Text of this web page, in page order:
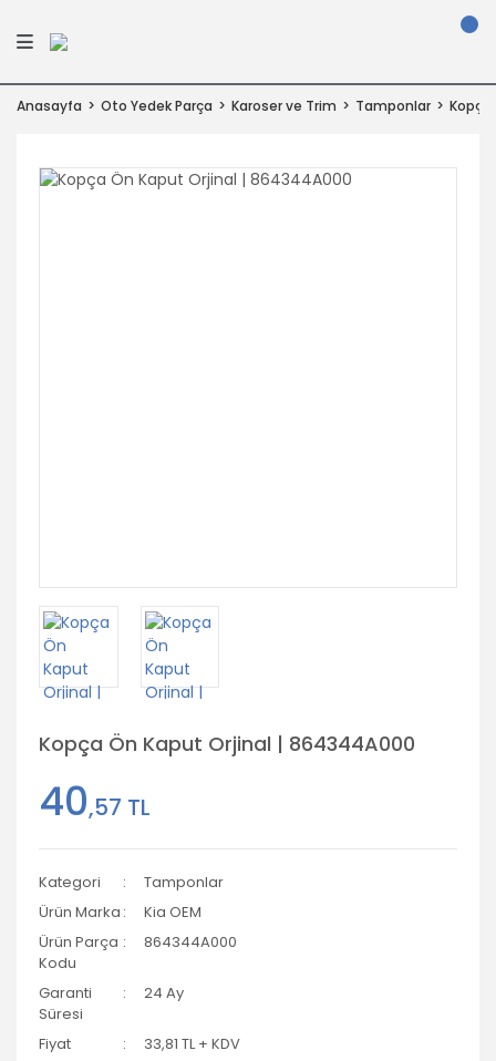
Anasayfa Oto Yedek Parça Karoser ve Trim Tamponlar
Kopça Ön Kaput Orjinal | 864344A000
40,57 TL
Kategori
Tamponlar
Ürün Marka
Kia OEM
Ürün Parça
Kodu
864344A000
Garanti
Süresi
24 Ay
Fiyat
33,81 TL + KDV